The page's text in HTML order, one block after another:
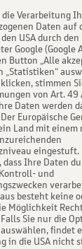
Verarbeitung
Daten auf
USA durch den
Google (Google
Button „Alle
„Statistiken“
klicken, stimmen
von Art. 49
Daten werden
Europäische
Land mit einem
eingestuft.
Ihre Daten
und
besteht keine
Möglichkeit
Sie nur die
auswählen, findet
in die USA nicht